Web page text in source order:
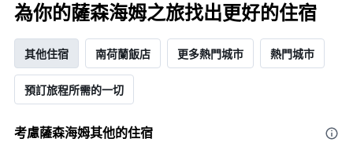
為你的薩森海姆之旅找出更好的住宿
其他住宿 南荷蘭飯店 更多熱門城市 熱門城市
預訂旅程所需的一切
考慮薩森海姆​其他的住宿